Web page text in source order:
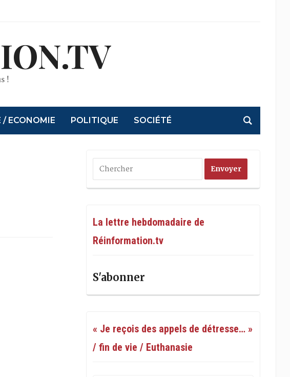
!
/ ECONOMIE POLITIQUE SOCIÉTÉ
La lettre hebdomadaire de
Réinformation.tv
S'abonner
« Je reçois des appels de détresse… »
/ fin de vie / Euthanasie